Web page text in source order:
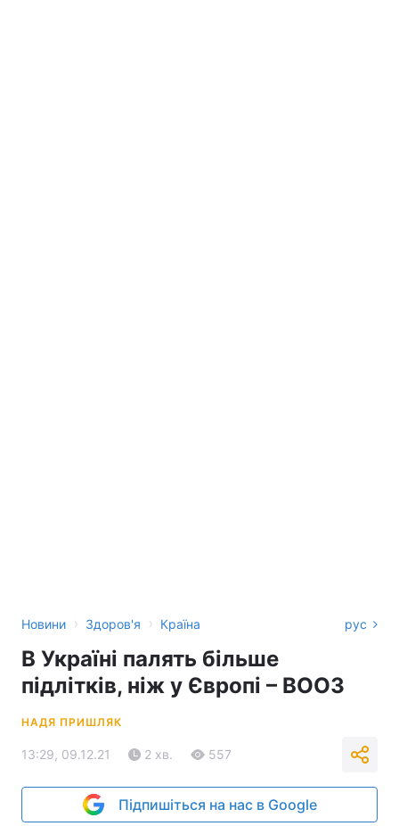
Новини › Здоров'я › Країна рус
В Україні палять більше
підлітків, ніж у Європі – ВООЗ
НАДЯ ПРИШЛЯК
13:29, 09.12.21 2 хв. 557
Підпишіться на нас в Google